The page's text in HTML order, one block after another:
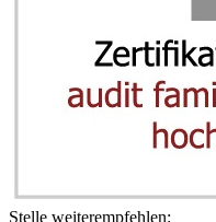
Stelle weiterempfehlen: